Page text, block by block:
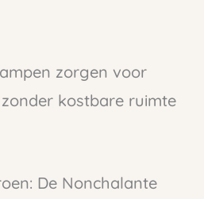
zorgen voor
kostbare ruimte
De Nonchalante